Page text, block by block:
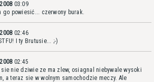
03:09
go powiesić... czerwony burak.
02:46
I ty Brutusie... ;-)
02:45
sie nie dziwie ze ma zlew, osiagnal niebywale wysoki
a teraz sie w wolnym samochodzie meczy. Ale